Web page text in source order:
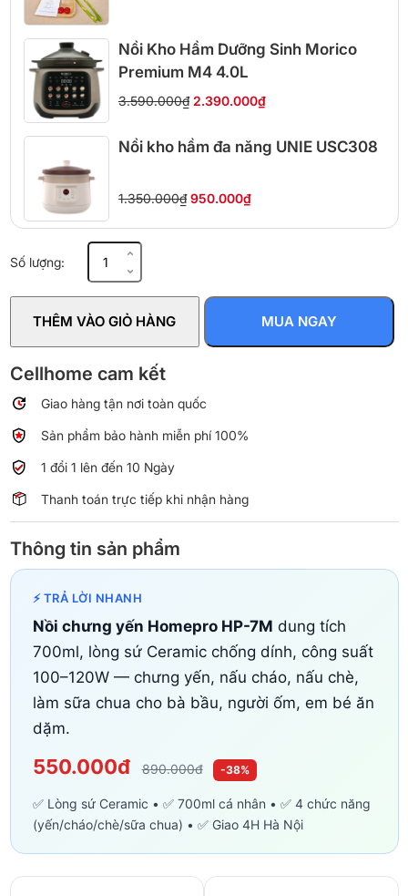
Nồi Kho Hầm Dưỡng Sinh Morico
Premium M4 4.0L
3.590.000₫ 2.390.000₫
Nồi kho hầm đa năng UNIE USC308
1.350.000₫ 950.000₫
Số lượng:chưng
HP-
7M
lượng
THÊM VÀO GIỎ HÀNG MUA NGAY
Cellhome cam kết
Giao hàng tận nơi toàn quốc
Sản phẩm bảo hành miễn phí 100%
1 đổi 1 lên đến 10 Ngày
Thanh toán trực tiếp khi nhận hàng
Thông tin sản phẩm
⚡ TRẢ LỜI NHANH
Nồi chưng yến Homepro HP-7M dung tích
700ml, lòng sứ Ceramic chống dính, công suất
100–120W — chưng yến, nấu cháo, nấu chè,
làm sữa chua cho bà bầu, người ốm, em bé ăn
dặm.
550.000đ 890.000đ -38%
✅ Lòng sứ Ceramic • ✅ 700ml cá nhân • ✅ 4 chức năng
(yến/cháo/chè/sữa chua) • ✅ Giao 4H Hà Nội